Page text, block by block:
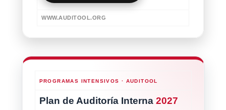
WWW.AUDITOOL.ORG
PROGRAMAS INTENSIVOS · AUDITOOL
Plan de Auditoría Interna 2027